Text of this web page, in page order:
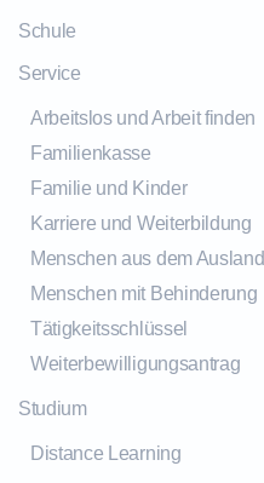
Schule
Service
Arbeitslos und Arbeit finden
Familienkasse
Familie und Kinder
Karriere und Weiterbildung
Menschen aus dem Ausland
Menschen mit Behinderung
Tätigkeitsschlüssel
Weiterbewilligungsantrag
Studium
Distance Learning